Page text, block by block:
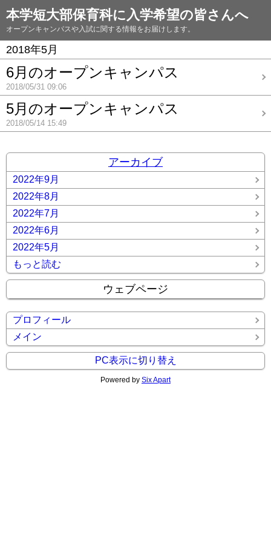
本学短大部保育科に入学希望の皆さんへ
オープンキャンパスや入試に関する情報をお届けします。
2018年5月
6月のオープンキャンパス
2018/05/31 09:06
5月のオープンキャンパス
2018/05/14 15:49
アーカイブ
2022年9月
2022年8月
2022年7月
2022年6月
2022年5月
もっと読む
ウェブページ
プロフィール
メイン
PC表示に切り替え
Powered by Six Apart